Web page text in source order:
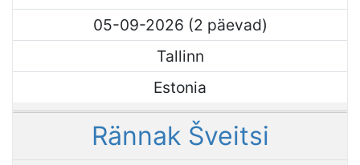
05-09-2026 (2 päevad)
Tallinn
Estonia
Rännak Šveitsi